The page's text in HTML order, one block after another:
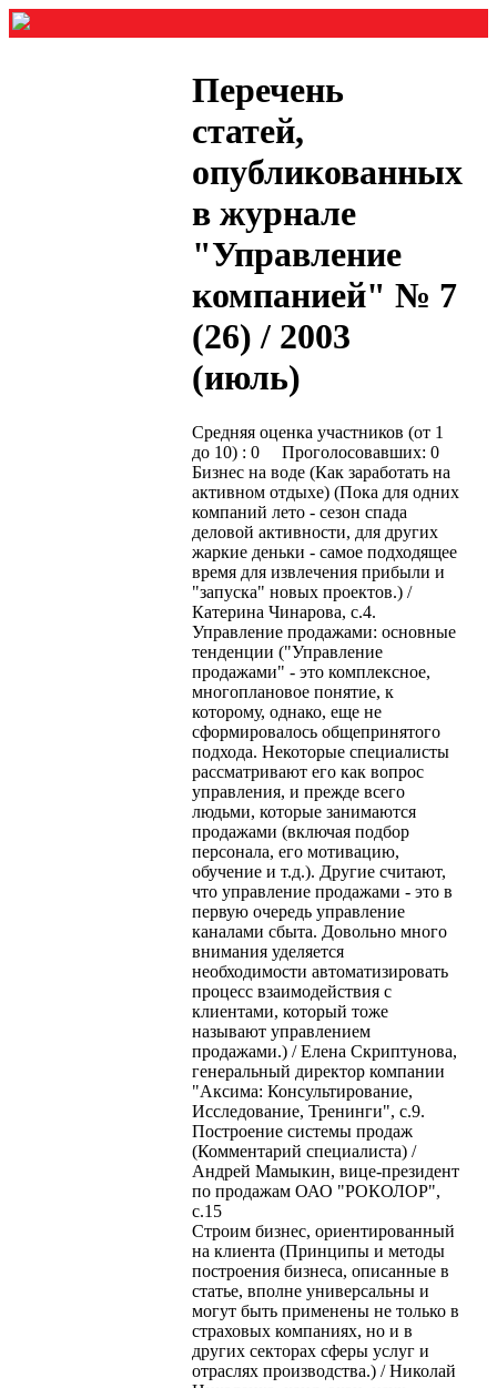
Перечень
статей,
опубликованных
в журнале
"Управление
компанией" № 7
(26) / 2003
(июль)
Средняя оценка участников (от 1
до 10) : 0 Проголосовавших: 0
Бизнес на воде (Как заработать на
активном отдыхе) (Пока для одних
компаний лето - сезон спада
деловой активности, для других
жаркие деньки - самое подходящее
время для извлечения прибыли и
"запуска" новых проектов.) /
Катерина Чинарова, с.4.
Управление продажами: основные
тенденции ("Управление
продажами" - это комплексное,
многоплановое понятие, к
которому, однако, еще не
сформировалось общепринятого
подхода. Некоторые специалисты
рассматривают его как вопрос
управления, и прежде всего
людьми, которые занимаются
продажами (включая подбор
персонала, его мотивацию,
обучение и т.д.). Другие считают,
что управление продажами - это в
первую очередь управление
каналами сбыта. Довольно много
внимания уделяется
необходимости автоматизировать
процесс взаимодействия с
клиентами, который тоже
называют управлением
продажами.) / Елена Скриптунова,
генеральный директор компании
"Аксима: Консультирование,
Исследование, Тренинги", с.9.
Построение системы продаж
(Комментарий специалиста) /
Андрей Мамыкин, вице-президент
по продажам ОАО "РОКОЛОР",
с.15
Строим бизнес, ориентированный
на клиента (Принципы и методы
построения бизнеса, описанные в
статье, вполне универсальны и
могут быть применены не только в
страховых компаниях, но и в
других секторах сферы услуг и
отраслях производства.) / Николай